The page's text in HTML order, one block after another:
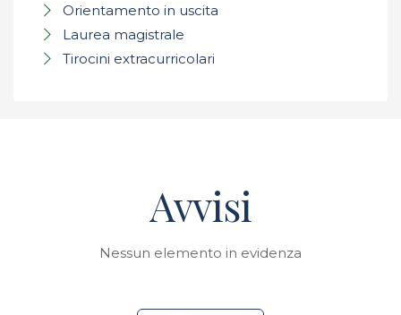
Orientamento in uscita
Laurea magistrale
Tirocini extracurricolari
Avvisi
Nessun elemento in evidenza